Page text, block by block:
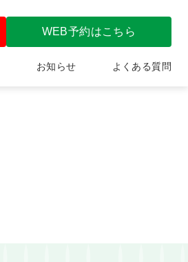
WEB予約はこちら
お知らせ よくある質問